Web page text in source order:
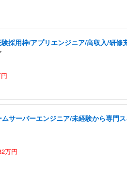
験採用枠/アプリエンジニア/高収入/研修
サーバーエンジニア/未経験から専門
万円